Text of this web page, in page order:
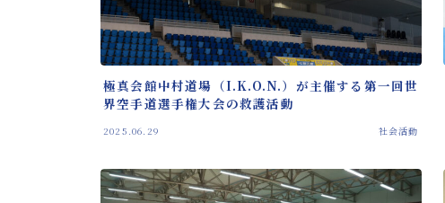
極真会館中村道場（I.K.O.N.）が主催する第一回世
界空手道選手権大会の救護活動
2025.06.29 社会活動